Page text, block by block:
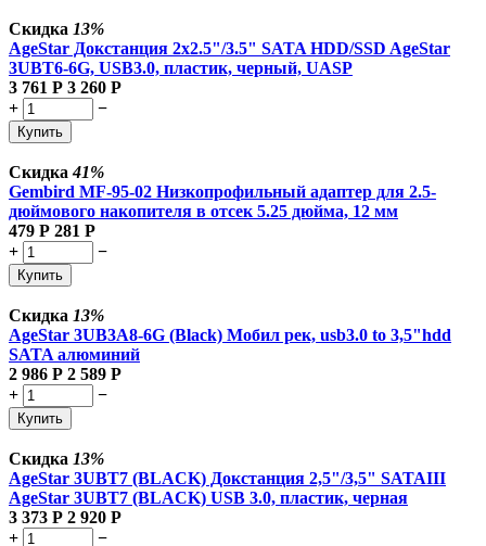
Скидка 13%
AgeStar Докстанция 2x2.5"/3.5" SATA HDD/SSD AgeStar
3UBT6-6G, USB3.0, пластик, черный, UASP
3 761 Р 3 260 Р
+
−
Купить
Скидка41%
Gembird MF-95-02 Низкопрофильный адаптер для 2.5-
дюймового накопителя в отсек 5.25 дюйма, 12 мм
479 Р 281 Р
+
−
Купить
Скидка 13%
AgeStar 3UB3A8-6G (Black) Мобил рек, usb3.0 to 3,5"hdd
SATA алюминий
2 986 Р 2 589 Р
+
−
Купить
Скидка 13%
AgeStar 3UBT7 (BLACK) Докстанция 2,5"/3,5" SATAIII
AgeStar 3UBT7 (BLACK) USB 3.0, пластик, черная
3 373 Р 2 920 Р
+
−